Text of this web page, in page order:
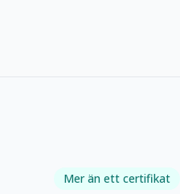
Mer än ett certifikat